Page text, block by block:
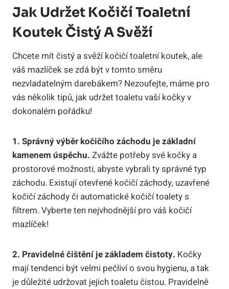
Jak Udržet Kočičí Toaletní
Koutek Čistý A Svěží
Chcete mít čistý a svěží kočičí toaletní koutek, ale
váš mazlíček se zdá být v tomto směru
nezvladatelným darebákem? Nezoufejte, máme pro
vás několik tipů, jak udržet toaletu vaší kočky v
dokonalém pořádku!
1. Správný výběr kočičího záchodu je základní
kamenem úspěchu. Zvážte potřeby své kočky a
prostorové možnosti, abyste vybrali ty správné typ
záchodu. Existují otevřené kočičí záchody, uzavřené
kočičí záchody či automatické kočičí toalety s
filtrem. Vyberte ten nejvhodnější pro váš kočičí
mazlíček!
2. Pravidelné čištění je základem čistoty. Kočky
mají tendenci být velmi pečliví o svou hygienu, a tak
je důležité udržovat jejich toaletu čistou. Pravidelně